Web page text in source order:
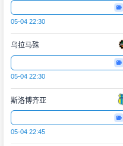
05-04 22:30
乌拉马殊
05-04 22:30
斯洛博齐亚
05-04 22:45